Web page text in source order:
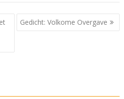
Gedicht: Volkome Overgave